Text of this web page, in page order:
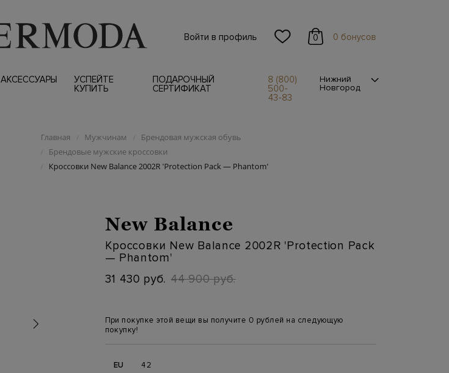
Войти в профиль 0 0 бонусов
АКСЕССУАРЫ
УСПЕЙТЕ
КУПИТЬ
ПОДАРОЧНЫЙ
СЕРТИФИКАТ
8 (800)
500-
43-83
Нижний
Новгород
Главная / Мужчинам / Брендовая мужская обувь
/ Брендовые мужские кроссовки
/ Кроссовки New Balance 2002R 'Protection Pack — Phantom'
New Balance
Кроссовки New Balance 2002R 'Protection Pack
— Phantom'
31 430 руб. 44 900 руб.
При покупке этой вещи вы получите 0 рублей на следующую
покупку!
EU 42